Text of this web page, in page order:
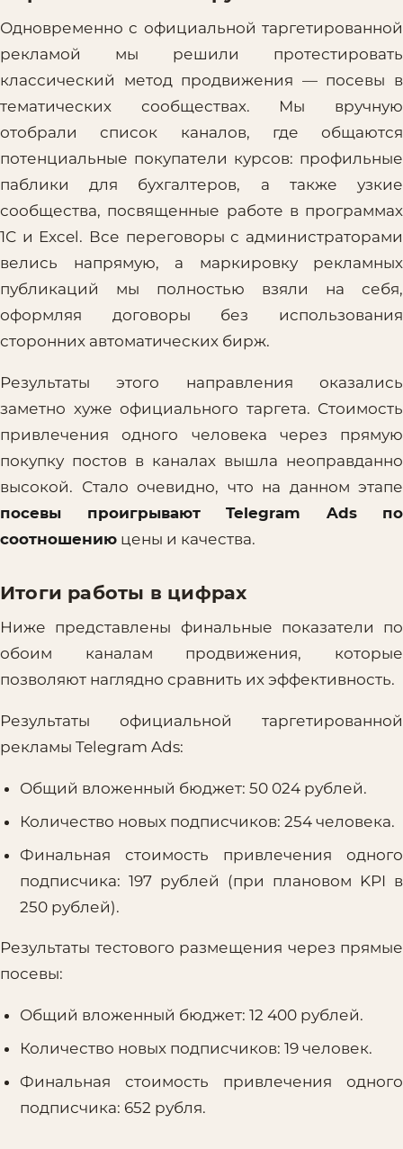
Одновременно с официальной таргетированной
рекламой мы решили протестировать
классический метод продвижения — посевы в
тематических сообществах. Мы вручную
отобрали список каналов, где общаются
потенциальные покупатели курсов: профильные
паблики для бухгалтеров, а также узкие
сообщества, посвященные работе в программах
1С и Excel. Все переговоры с администраторами
велись напрямую, а маркировку рекламных
публикаций мы полностью взяли на себя,
оформляя договоры без использования
сторонних автоматических бирж.
Результаты этого направления оказались
заметно хуже официального таргета. Стоимость
привлечения одного человека через прямую
покупку постов в каналах вышла неоправданно
высокой. Стало очевидно, что на данном этапе
посевы проигрывают Telegram Ads по
соотношению цены и качества.
Итоги работы в цифрах
Ниже представлены финальные показатели по
обоим каналам продвижения, которые
позволяют наглядно сравнить их эффективность.
Результаты официальной таргетированной
рекламы Telegram Ads:
Общий вложенный бюджет: 50 024 рублей.
Количество новых подписчиков: 254 человека.
Финальная стоимость привлечения одного
подписчика: 197 рублей (при плановом KPI в
250 рублей).
Результаты тестового размещения через прямые
посевы:
Общий вложенный бюджет: 12 400 рублей.
Количество новых подписчиков: 19 человек.
Финальная стоимость привлечения одного
подписчика: 652 рубля.